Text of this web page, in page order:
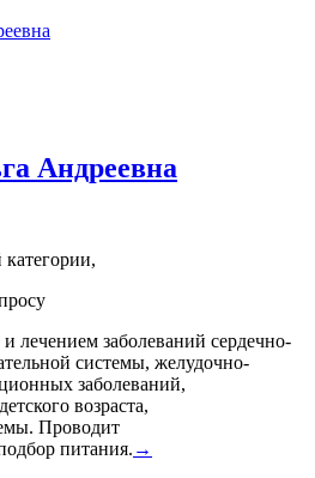
Андреевна
лечением заболеваний сердечно-
системы, желудочно-
заболеваний,
возраста,
Проводит
питания. →